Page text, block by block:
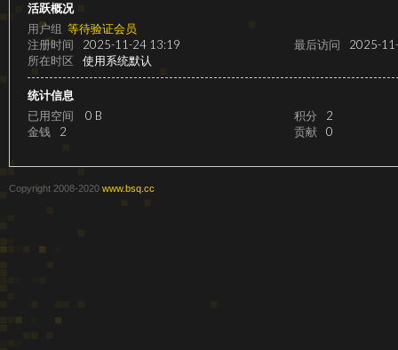
速
活跃概况
用户组 等待验证会员
注册时间
2025-11-24 13:19 最后访问
2025-
所在时区
使用系统默认
统计信息
已用空间
0 B 积分
2
金钱
2 贡献 0
Copyright 2008-2020 www.bsq.cc